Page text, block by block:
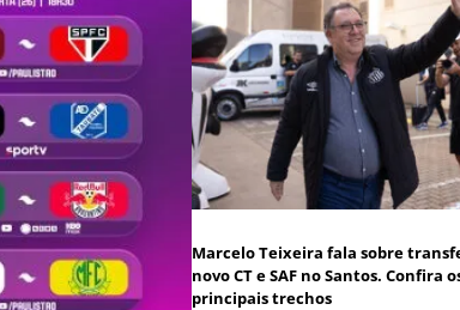
Marcelo Teixeira fala sobre
novo CT e SAF no Santos. Confira
principais trechos